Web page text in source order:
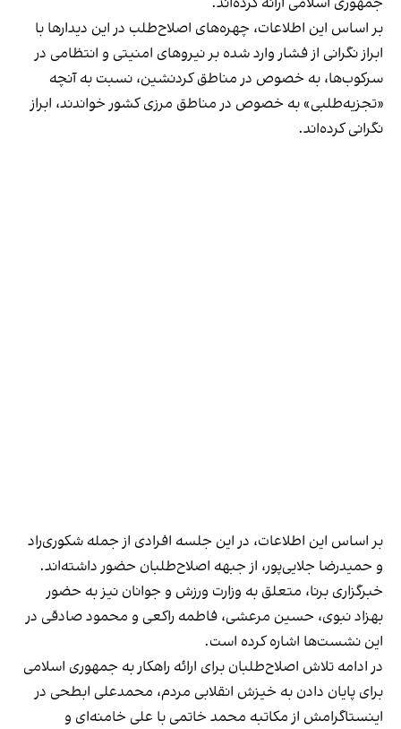
بر اساس این اطلاعات، چهره‌های اصلاح‌طلب در این دیدارها با
ابراز نگرانی از فشار وارد شده بر نیروهای امنیتی و انتظامی در
سرکو‌ب‌ها، به خصوص در مناطق کرد‌نشین، نسبت به آنچه
«تجزیه‌طلبی» به خصوص در مناطق مرزی کشور خواندند، ابراز
نگرانی کرده‌اند.
بر اساس این اطلاعات، در این جلسه افرادی از جمله شکوری‌راد
و حمیدرضا جلایی‌پور، از جبهه اصلاح‌طلبان حضور داشته‌اند.
خبرگزاری برنا، متعلق به وزارت ورزش و جوانان نیز به حضور
بهزاد نبوی، حسین مرعشی، فاطمه راکعی و محمود صادقی در
این نشست‌ها اشاره کرده است.
در ادامه تلاش اصلاح‌طلبان برای ارائه راهکار به جمهوری اسلامی
برای پایان دادن به خیزش انقلابی مردم، محمدعلی ابطحی در
اینستاگرامش از مکاتبه محمد خاتمی با علی خامنه‌ای و